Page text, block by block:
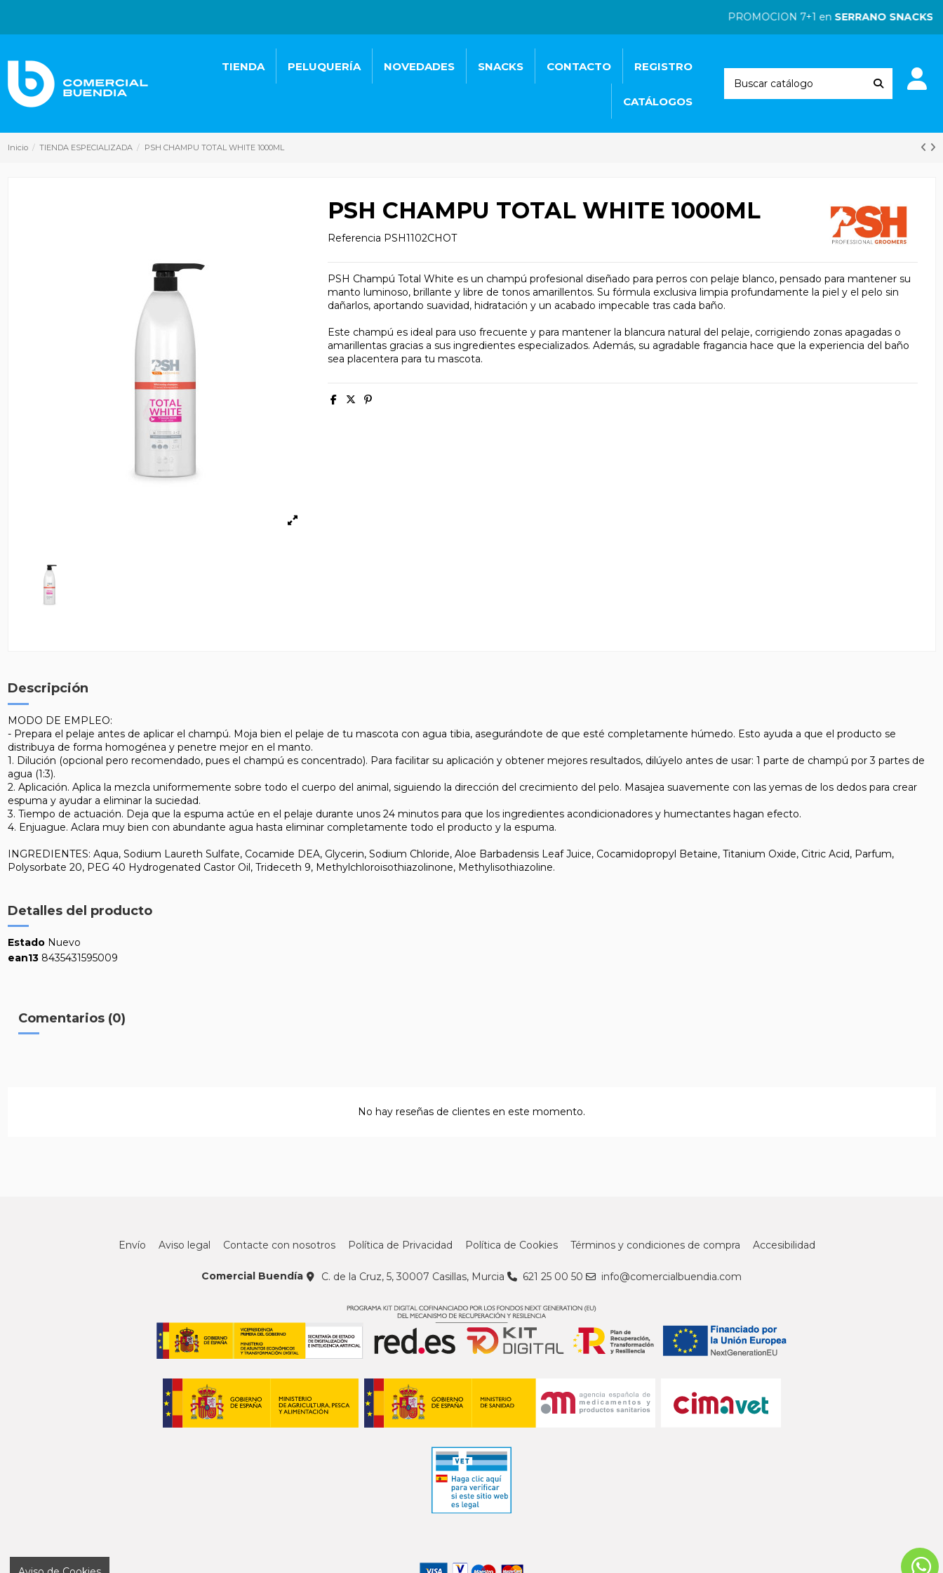
PROMOCION 7+1 enSERRANO SNACKS|
TIENDA PELUQUERÍA NOVEDADES SNACKS CONTACTO REGISTRO
CATÁLOGOS
Inicio TIENDA ESPECIALIZADA PSH CHAMPU TOTAL WHITE 1000ML
PSH CHAMPU TOTAL WHITE 1000ML
Referencia PSH1102CHOT
PSH Champú Total White es un champú profesional diseñado para perros con pelaje blanco, pensado para mantener su
manto luminoso, brillante y libre de tonos amarillentos. Su fórmula exclusiva limpia profundamente la piel y el pelo sin
dañarlos, aportando suavidad, hidratación y un acabado impecable tras cada baño.
Este champú es ideal para uso frecuente y para mantener la blancura natural del pelaje, corrigiendo zonas apagadas o
amarillentas gracias a sus ingredientes especializados. Además, su agradable fragancia hace que la experiencia del baño
sea placentera para tu mascota.
Descripción
MODO DE EMPLEO:
- Prepara el pelaje antes de aplicar el champú. Moja bien el pelaje de tu mascota con agua tibia, asegurándote de que esté completamente húmedo. Esto ayuda a que el producto se
distribuya de forma homogénea y penetre mejor en el manto.
1. Dilución (opcional pero recomendado, pues el champú es concentrado). Para facilitar su aplicación y obtener mejores resultados, dilúyelo antes de usar: 1 parte de champú por 3 partes de
agua (1:3).
2. Aplicación. Aplica la mezcla uniformemente sobre todo el cuerpo del animal, siguiendo la dirección del crecimiento del pelo. Masajea suavemente con las yemas de los dedos para crear
espuma y ayudar a eliminar la suciedad.
3. Tiempo de actuación. Deja que la espuma actúe en el pelaje durante unos 24 minutos para que los ingredientes acondicionadores y humectantes hagan efecto.
4. Enjuague. Aclara muy bien con abundante agua hasta eliminar completamente todo el producto y la espuma.
INGREDIENTES: Aqua, Sodium Laureth Sulfate, Cocamide DEA, Glycerin, Sodium Chloride, Aloe Barbadensis Leaf Juice, Cocamidopropyl Betaine, Titanium Oxide, Citric Acid, Parfum,
Polysorbate 20, PEG 40 Hydrogenated Castor Oil, Trideceth 9, Methylchloroisothiazolinone, Methylisothiazoline.
Detalles del producto
Estado Nuevo
ean13 8435431595009
Comentarios (0)
No hay reseñas de clientes en este momento.
Envío Aviso legal Contacte con nosotros Política de Privacidad Política de Cookies Términos y condiciones de compra Accesibilidad
Comercial Buendía C. de la Cruz, 5, 30007 Casillas, Murcia 621 25 00 50 info@comercialbuendia.com